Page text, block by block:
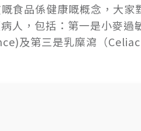
食品係健康嘅概念，大家
人，包括：第一是小麥過
及第三是乳糜瀉（Celiac